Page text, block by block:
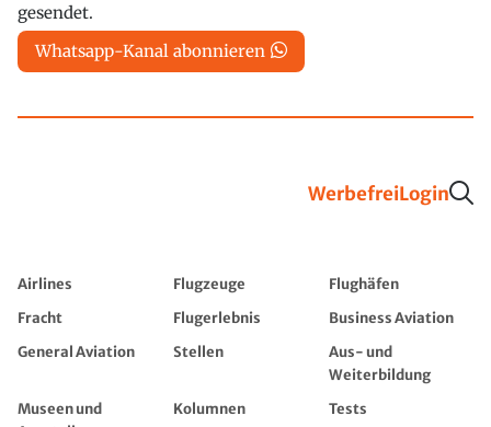
gesendet.
Whatsapp-Kanal abonnieren
WerbefreiLogin
Airlines Flugzeuge
Flughäfen
Fracht
Flugerlebnis
Business Aviation
General Aviation
Stellen
Aus- und
Weiterbildung
Museen und
Kolumnen Tests